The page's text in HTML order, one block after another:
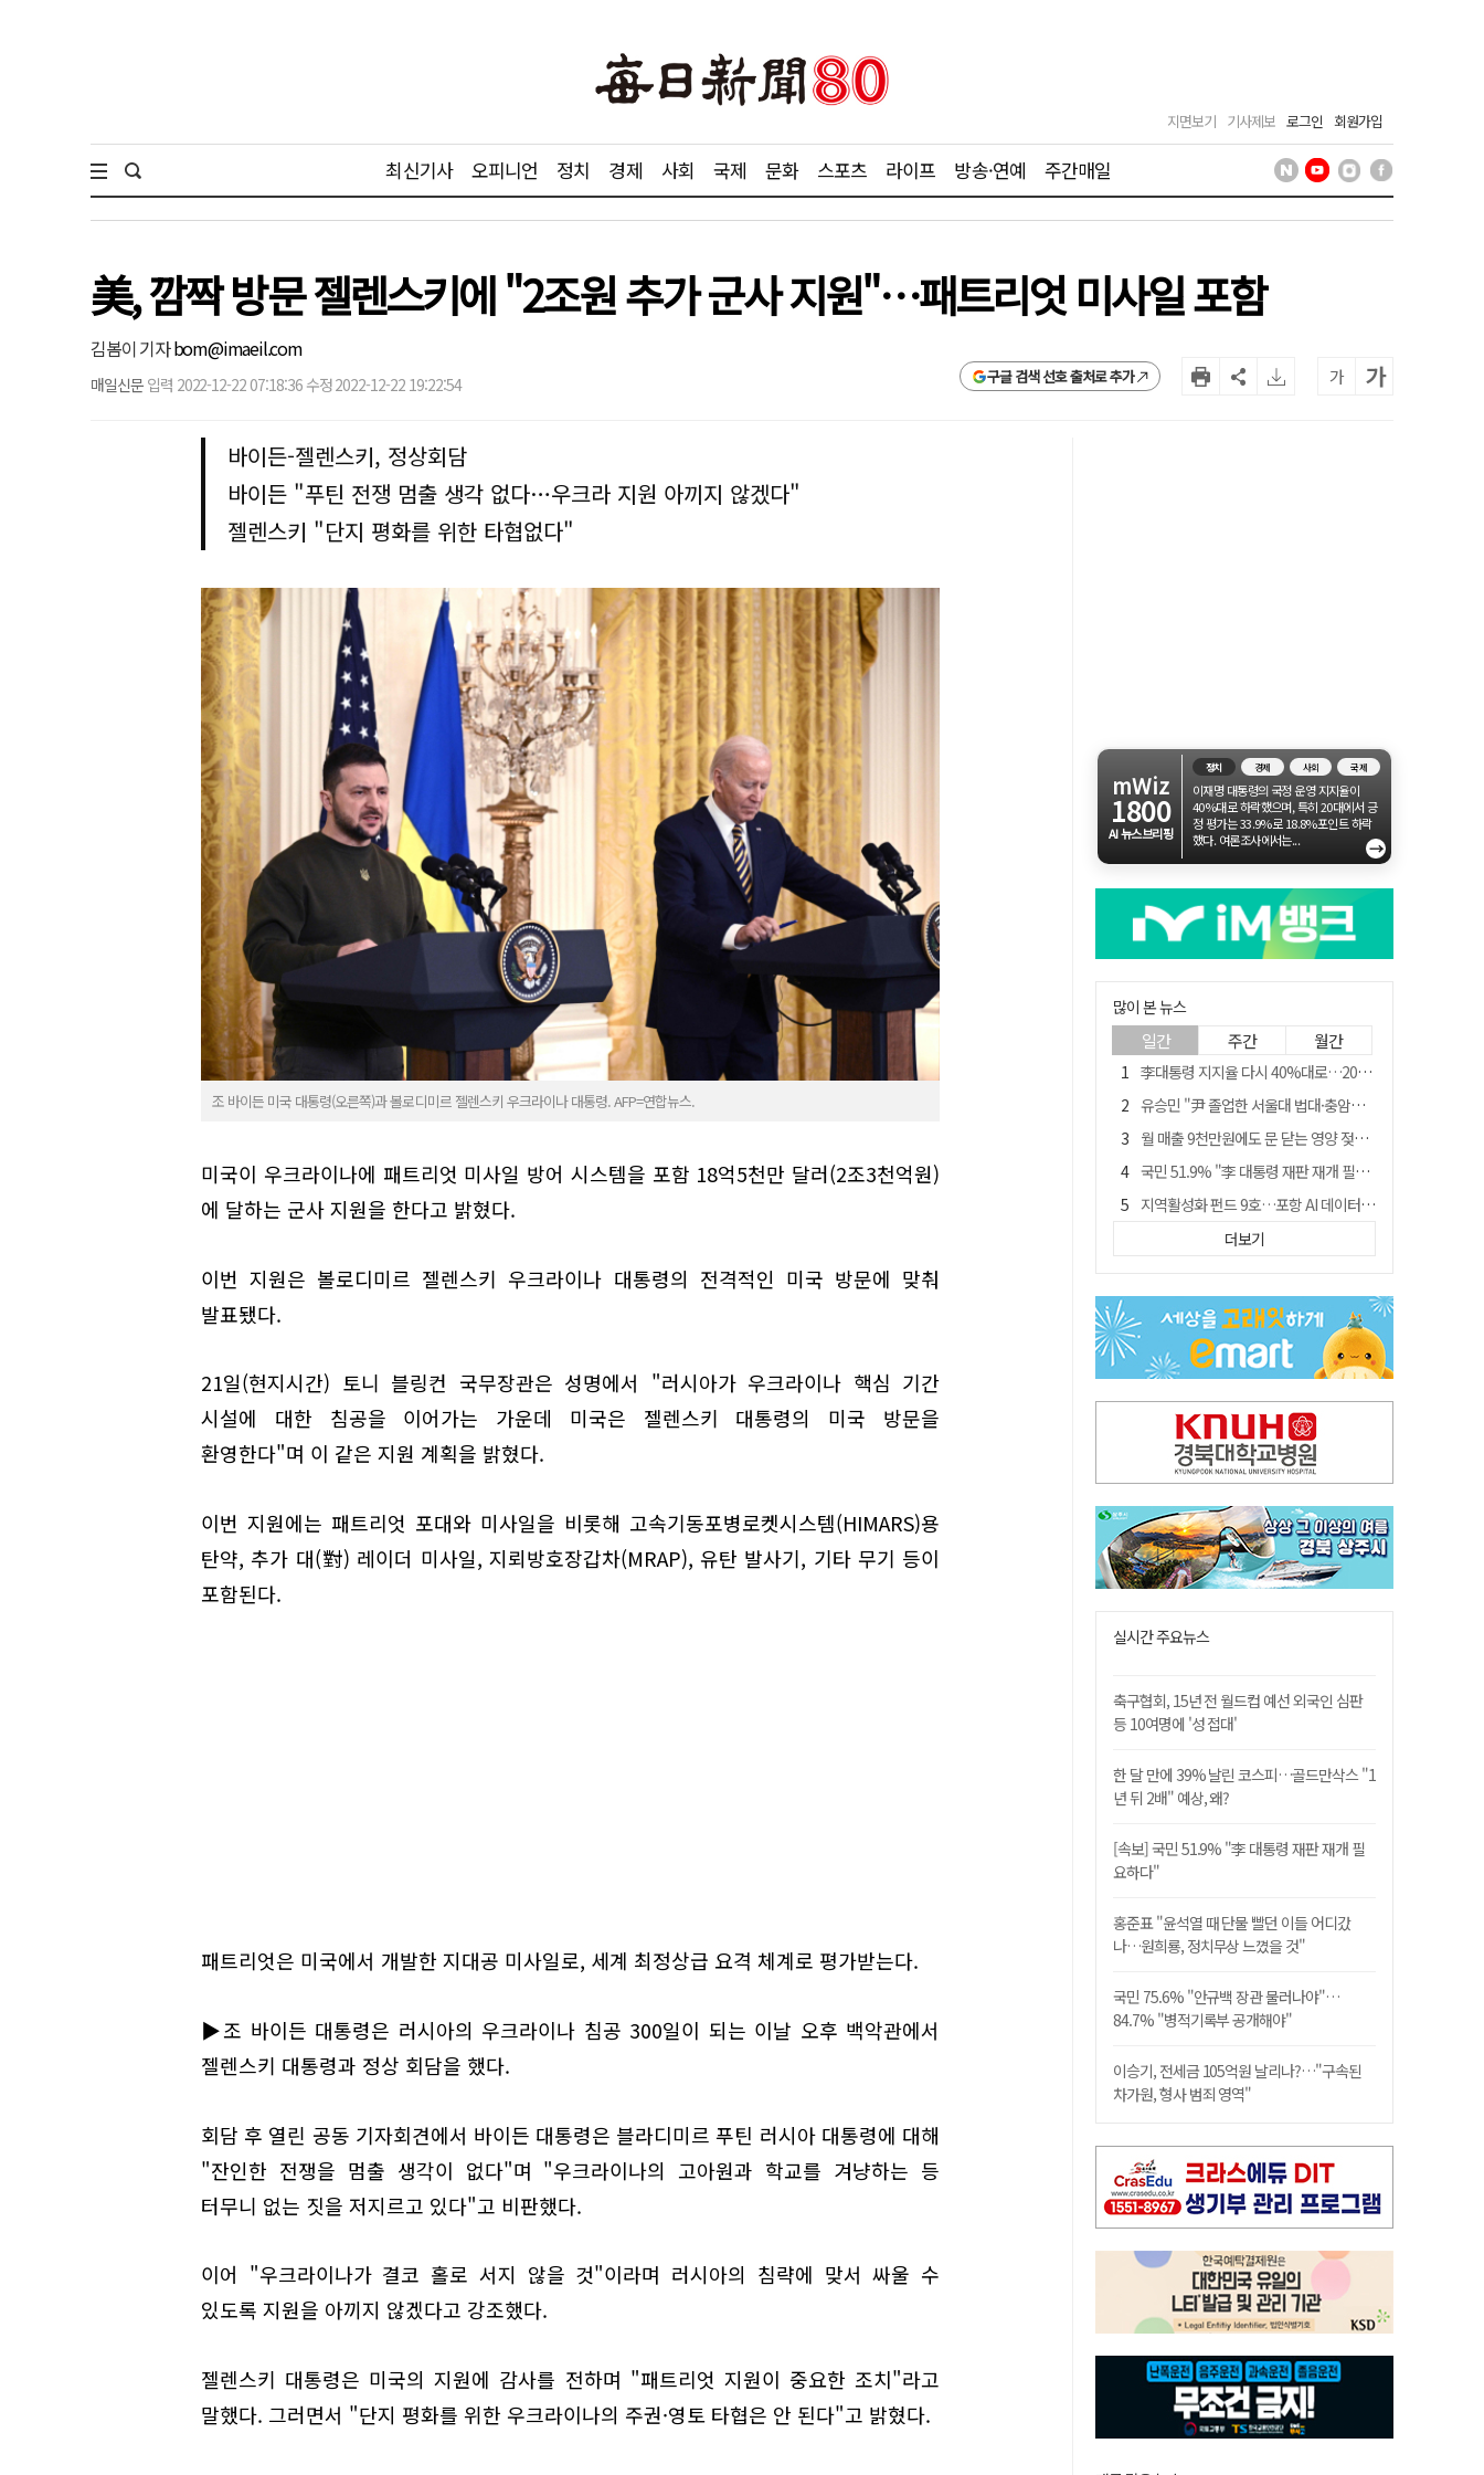
지면보기 기사제보 로그인 회원가입
최신기사 오피니언 정치 경제 사회 국제 문화 스포츠 라이프 방송·연예 주간매일
美, 깜짝 방문 젤렌스키에 "2조원 추가 군사 지원"…패트리엇 미사일 포함
김봄이 기자bom@imaeil.com
매일신문 입력 2022-12-22 07:18:36 수정 2022-12-22 19:22:54 구글 검색 선호 출처로 추가 가 가
바이든-젤렌스키, 정상회담
바이든 "푸틴 전쟁 멈출 생각 없다…우크라 지원 아끼지 않겠다"
젤렌스키 "단지 평화를 위한 타협없다"
조 바이든 미국 대통령(오른쪽)과 볼로디미르 젤렌스키 우크라이나 대통령. AFP=연합뉴스.
미국이 우크라이나에 패트리엇 미사일 방어 시스템을 포함 18억5천만 달러(2조3천억원)
에 달하는 군사 지원을 한다고 밝혔다.
이번 지원은 볼로디미르 젤렌스키 우크라이나 대통령의 전격적인 미국 방문에 맞춰
발표됐다.
21일(현지시간) 토니 블링컨 국무장관은 성명에서 "러시아가 우크라이나 핵심 기간
시설에 대한 침공을 이어가는 가운데 미국은 젤렌스키 대통령의 미국 방문을
환영한다"며 이 같은 지원 계획을 밝혔다.
이번 지원에는 패트리엇 포대와 미사일을 비롯해 고속기동포병로켓시스템(HIMARS)용
탄약, 추가 대(對) 레이더 미사일, 지뢰방호장갑차(MRAP), 유탄 발사기, 기타 무기 등이
포함된다.
패트리엇은 미국에서 개발한 지대공 미사일로, 세계 최정상급 요격 체계로 평가받는다.
▶조 바이든 대통령은 러시아의 우크라이나 침공 300일이 되는 이날 오후 백악관에서
젤렌스키 대통령과 정상 회담을 했다.
회담 후 열린 공동 기자회견에서 바이든 대통령은 블라디미르 푸틴 러시아 대통령에 대해
"잔인한 전쟁을 멈출 생각이 없다"며 "우크라이나의 고아원과 학교를 겨냥하는 등
터무니 없는 짓을 저지르고 있다"고 비판했다.
이어 "우크라이나가 결코 홀로 서지 않을 것"이라며 러시아의 침략에 맞서 싸울 수
있도록 지원을 아끼지 않겠다고 강조했다.
젤렌스키 대통령은 미국의 지원에 감사를 전하며 "패트리엇 지원이 중요한 조치"라고
말했다. 그러면서 "단지 평화를 위한 우크라이나의 주권·영토 타협은 안 된다"고 밝혔다.
mWiz
1800
AI 뉴스브리핑
정치 경제 사회 국제
이재명 대통령의 국정 운영 지지율이
40%대로 하락했으며, 특히 20대에서 긍
정 평가는 33.9%로 18.8%포인트 하락
했다. 여론조사에서는...
→
많이 본 뉴스
일간 주간 월간
李대통령 지지율 다시 40%대로…20대는 18.8%p 급락
유승민 "尹 졸업한 서울대 법대·충암고도 없애야"…李 육사 통합 직격
월 매출 9천만원에도 문 닫는 영양 젖소농장… "일할 사람이 없어"
국민 51.9% "李 대통령 재판 재개 필요하다"
지역활성화 펀드 9호…포항 AI 데이터센터에 6천억 투입
경북 영천시, 9월부터 11월까지 반값 여행 혜택 제공
'솔리다임 IPO 추진설' SK하이닉스, 주가 9% 급락
경찰, 홍명보 선임 의혹 수사…대한축구협회 전격 압수수색
"김용민, 흑백논리로 세상 보는 듯" 검찰 내부서 지탄
더보기
실시간 주요뉴스
축구협회, 15년 전 월드컵 예선 외국인 심판
등 10여명에 '성 접대'
한 달 만에 39% 날린 코스피…골드만삭스 "1
년 뒤 2배" 예상, 왜?
[속보] 국민 51.9% "李 대통령 재판 재개 필
요하다"
홍준표 "윤석열 때 단물 빨던 이들 어디갔
나…원희룡, 정치무상 느꼈을 것"
국민 75.6% "안규백 장관 물러나야"…
84.7% "병적기록부 공개해야"
이승기, 전세금 105억원 날리나?…"구속된
차가원, 형사 범죄 영역"